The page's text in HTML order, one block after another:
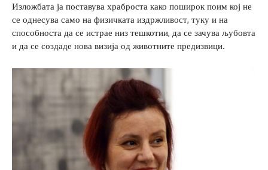
Изложбата ја поставува храброста како поширок поим кој не
се однесува само на физичката издржливост, туку и на
способноста да се истрае низ тешкотии, да се зачува љубовта
и да се создаде нова визија од животните предизвици.